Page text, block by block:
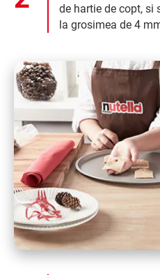
de hartie de copt, si
la grosimea de 4